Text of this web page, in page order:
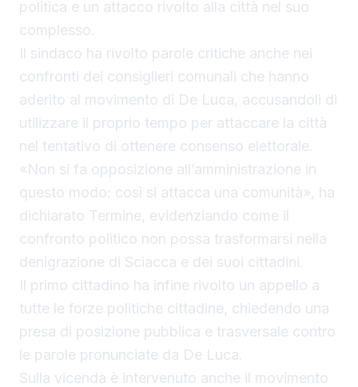
politica e un attacco rivolto alla città nel suo
complesso.
Il sindaco ha rivolto parole critiche anche nei
confronti dei consiglieri comunali che hanno
aderito al movimento di De Luca, accusandoli di
utilizzare il proprio tempo per attaccare la città
nel tentativo di ottenere consenso elettorale.
«Non si fa opposizione all’amministrazione in
questo modo: così si attacca una comunità», ha
dichiarato Termine, evidenziando come il
confronto politico non possa trasformarsi nella
denigrazione di Sciacca e dei suoi cittadini.
Il primo cittadino ha infine rivolto un appello a
tutte le forze politiche cittadine, chiedendo una
presa di posizione pubblica e trasversale contro
le parole pronunciate da De Luca.
Sulla vicenda è intervenuto anche il movimento